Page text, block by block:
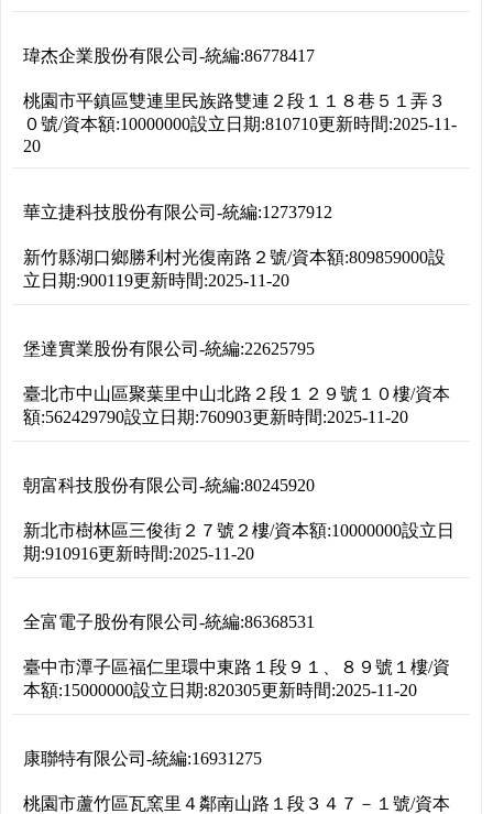
瑋杰企業股份有限公司 -統編:86778417
桃園市平鎮區雙連里民族路雙連２段１１８巷５１弄３
０號/資本額:10000000設立日期:810710更新時間:2025-11-
20
華立捷科技股份有限公司 -統編:12737912
新竹縣湖口鄉勝利村光復南路２號/資本額:809859000設
立日期:900119更新時間:2025-11-20
堡達實業股份有限公司 -統編:22625795
臺北市中山區聚葉里中山北路２段１２９號１０樓/資本
額:562429790設立日期:760903更新時間:2025-11-20
朝富科技股份有限公司 -統編:80245920
新北市樹林區三俊街２７號２樓/資本額:10000000設立日
期:910916更新時間:2025-11-20
全富電子股份有限公司 -統編:86368531
臺中市潭子區福仁里環中東路１段９１、８９號１樓/資
本額:15000000設立日期:820305更新時間:2025-11-20
康聯特有限公司 -統編:16931275
桃園市蘆竹區瓦窯里４鄰南山路１段３４７－１號/資本